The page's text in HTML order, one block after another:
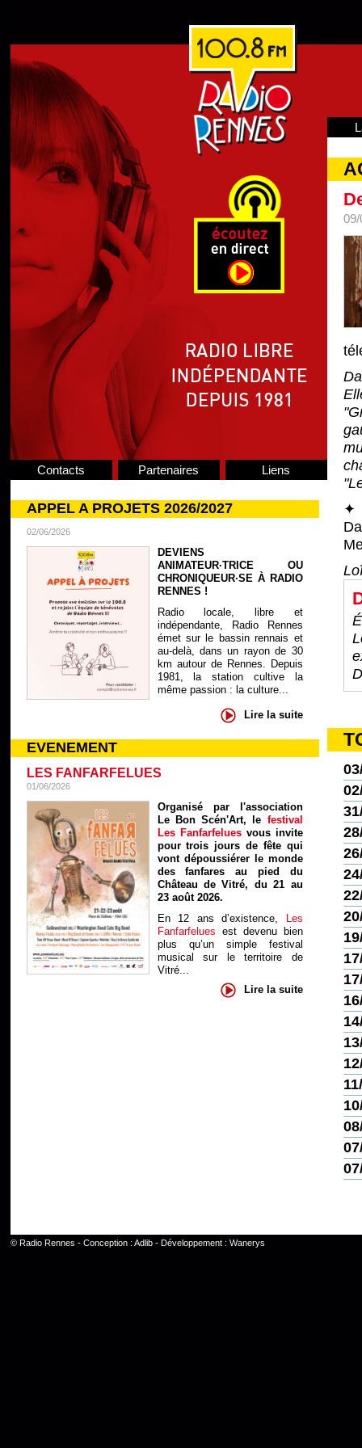
Contacts Partenaires Liens
APPEL A PROJETS 2026/2027
02/06/2026
DEVIENS
ANIMATEUR·TRICE OU
CHRONIQUEUR·SE À RADIO
RENNES !
Radio locale, libre et
indépendante, Radio Rennes
émet sur le bassin rennais et
au-delà, dans un rayon de 30
km autour de Rennes. Depuis
1981, la station cultive la
même passion : la culture...
Lire la suite
EVENEMENT
LES FANFARFELUES
01/06/2026
Organisé par l'association
Le Bon Scén'Art, le festival
Les Fanfarfelues vous invite
pour trois jours de fête qui
vont dépoussiérer le monde
des fanfares au pied du
Château de Vitré, du 21 au
23 août 2026.
En 12 ans d’existence, Les
Fanfarfelues est devenu bien
plus qu’un simple festival
musical sur le territoire de
Vitré...
Lire la suite
09/
✦
© Radio Rennes - Conception : Adlib- Développement : Wanerys